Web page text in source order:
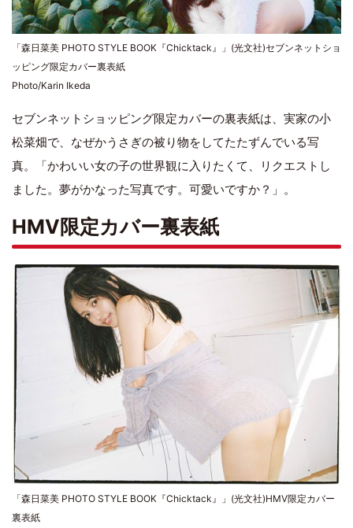
「森日菜美 PHOTO STYLE BOOK『Chicktack』」(光文社)セブンネットショ
ッピング限定カバー裏表紙
Photo/Karin Ikeda
セブンネットショッピング限定カバーの裏表紙は、実家の小
松菜畑で、なぜかうさぎの被り物をしてたたずんでいる写
真。「かわいい女の子の世界観に入りたくて、リクエストし
ました。夢がかなった写真です。可愛いですか？」。
HMV限定カバー裏表紙
「森日菜美 PHOTO STYLE BOOK『Chicktack』」(光文社)HMV限定カバー
裏表紙